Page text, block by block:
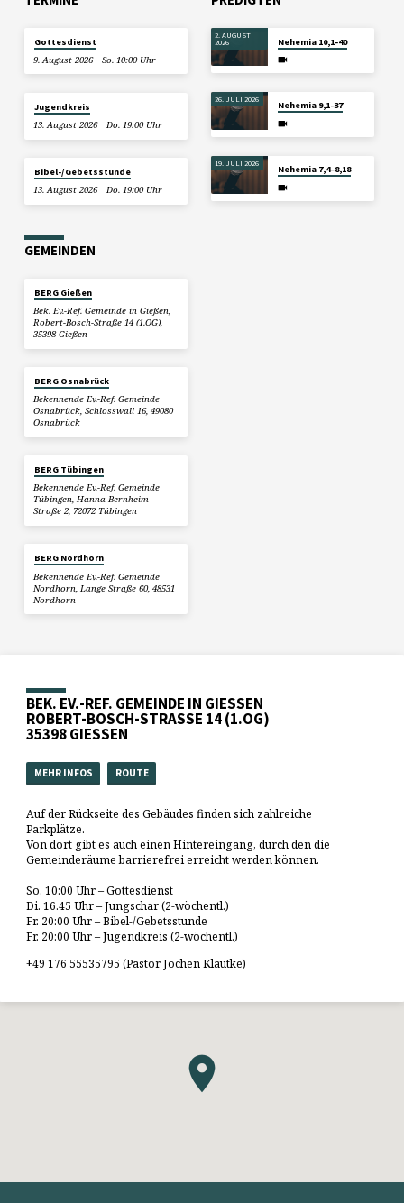
Gottesdienst
9. August 2026
So. 10:00 Uhr
Jugendkreis
13. August 2026
Do. 19:00 Uhr
Bibel-/Gebetsstunde
13. August 2026
Do. 19:00 Uhr
2. AUGUST
2026 Nehemia 10,1-40
26. JULI 2026
Nehemia 9,1-37
19. JULI 2026
Nehemia 7,4–8,18
GEMEINDEN
BERG Gießen
Bek. Ev.-Ref. Gemeinde in Gießen,
Robert-Bosch-Straße 14 (1.OG),
35398 Gießen
BERG Osnabrück
Bekennende Ev.-Ref. Gemeinde
Osnabrück, Schlosswall 16, 49080
Osnabrück
BERG Tübingen
Bekennende Ev.-Ref. Gemeinde
Tübingen, Hanna-Bernheim-
Straße 2, 72072 Tübingen
BERG Nordhorn
Bekennende Ev.-Ref. Gemeinde
Nordhorn, Lange Straße 60, 48531
Nordhorn
BEK. EV.-REF. GEMEINDE IN GIESSEN
ROBERT-BOSCH-STRASSE 14 (1.OG)
35398 GIESSEN
MEHR INFOS ROUTE
Auf der Rückseite des Gebäudes finden sich zahlreiche
Parkplätze.
Von dort gibt es auch einen Hintereingang, durch den die
Gemeinderäume barrierefrei erreicht werden können.
So. 10:00 Uhr – Gottesdienst
Di. 16.45 Uhr – Jungschar (2-wöchentl.)
Fr. 20:00 Uhr – Bibel-/Gebetsstunde
Fr. 20:00 Uhr – Jugendkreis (2-wöchentl.)
+49 176 55535795 (Pastor Jochen Klautke)